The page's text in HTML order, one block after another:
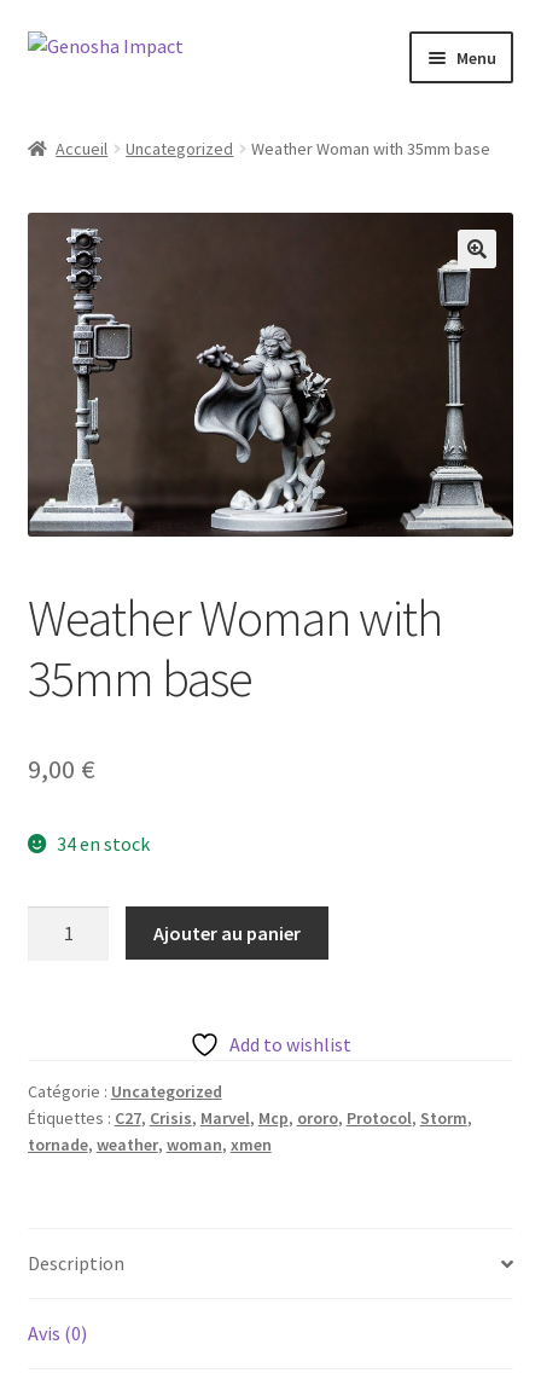
Aller
navigation
Aller
Menu
Checkout
My account
Wishlist
Accueil Uncategorized Weather Woman with 35mm base
Weather Woman with
35mm base
9,00 €
34 en stock
base
Ajouter au panier
Add to wishlist
Catégorie : Uncategorized
Étiquettes : C27, Crisis, Marvel, Mcp, ororo, Protocol, Storm,
tornade, weather, woman, xmen
Description
Avis (0)